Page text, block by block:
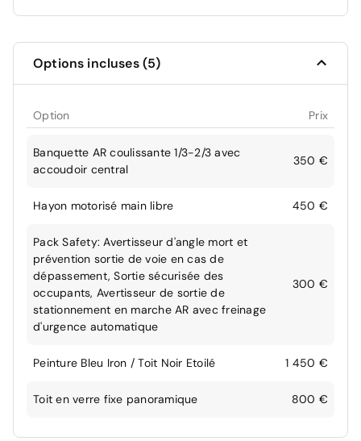
Options incluses (5)
Option Prix
Banquette AR coulissante 1/3-2/3 avec
accoudoir central
350 €
Hayon motorisé main libre 450 €
Pack Safety: Avertisseur d'angle mort et
prévention sortie de voie en cas de
dépassement, Sortie sécurisée des
occupants, Avertisseur de sortie de
stationnement en marche AR avec freinage
d'urgence automatique
300 €
Peinture Bleu Iron / Toit Noir Etoilé 1 450 €
Toit en verre fixe panoramique 800 €